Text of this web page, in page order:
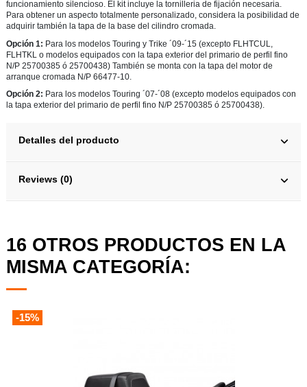
funcionamiento silencioso. El kit incluye la tornilleria de fijación necesaria.
Para obtener un aspecto totalmente personalizado, considera la posibilidad de
adquirir también la tapa de la base del cilindro cromada.
Opción 1: Para los modelos Touring y Trike ´09-´15 (excepto FLHTCUL,
FLHTKL o modelos equipados con la tapa exterior del primario de perfil fino
N/P 25700385 ó 25700438) También se monta con la tapa del motor de
arranque cromada N/P 66477-10.
Opción 2: Para los modelos Touring ´07-´08 (excepto modelos equipados con
la tapa exterior del primario de perfil fino N/P 25700385 ó 25700438).
Detalles del producto
Reviews (0)
16 OTROS PRODUCTOS EN LA
MISMA CATEGORÍA:
-15%